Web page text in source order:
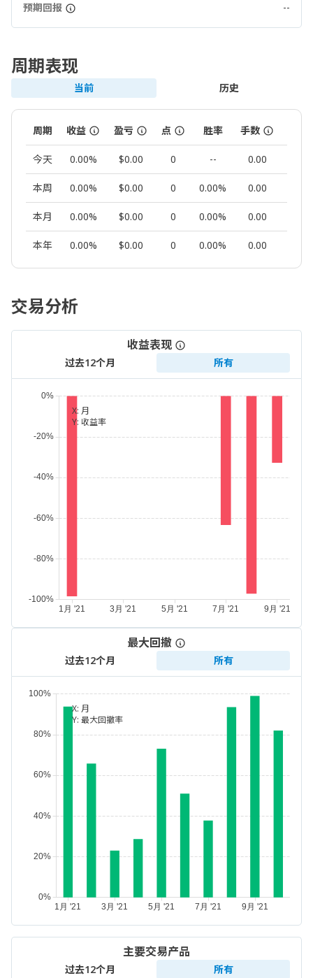
预期回报
--
周期表现
当前 历史
周期 收益 盈亏 点 胜率 手数
今天 0.00% $0.00 0 -- 0.00
本周 0.00% $0.00 0 0.00% 0.00
本月 0.00% $0.00 0 0.00% 0.00
本年 0.00% $0.00 0 0.00% 0.00
交易分析
收益表现
过去12个月 所有
X: 月
Y: 收益率
最大回撤
过去12个月 所有
X: 月
Y: 最大回撤率
主要交易产品
过去12个月 所有